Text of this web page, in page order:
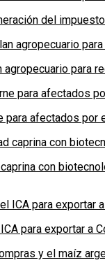
del
agropecuario para
para afectados por
con
para exportar a